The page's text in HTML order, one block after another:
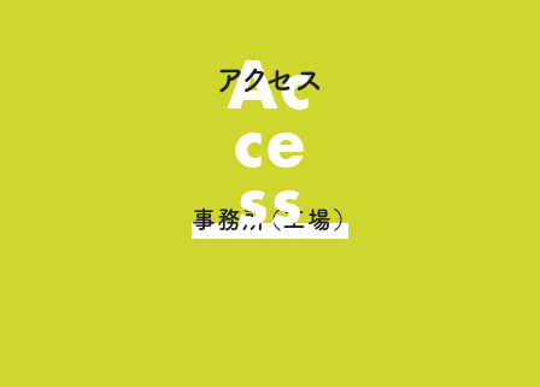
Ac
ce
ss
アクセス
事務所（工場）